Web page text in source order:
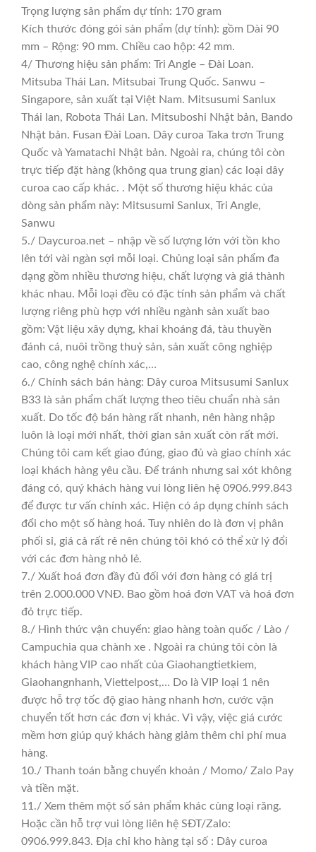
Trọng lượng sản phẩm dự tính: 170 gram
Kích thước đóng gói sản phẩm (dự tính): gồm Dài 90
mm – Rộng: 90 mm. Chiều cao hộp: 42 mm.
4/ Thương hiệu sản phẩm: Tri Angle – Đài Loan.
Mitsuba Thái Lan. Mitsubai Trung Quốc. Sanwu –
Singapore, sản xuất tại Việt Nam. Mitsusumi Sanlux
Thái lan, Robota Thái Lan. Mitsuboshi Nhật bản, Bando
Nhật bản. Fusan Đài Loan. Dây curoa Taka trơn Trung
Quốc và Yamatachi Nhật bản. Ngoài ra, chúng tôi còn
trực tiếp đặt hàng (không qua trung gian) các loại dây
curoa cao cấp khác. . Một số thương hiệu khác của
dòng sản phẩm này: Mitsusumi Sanlux, Tri Angle,
Sanwu
5./ Daycuroa.net – nhập về số lượng lớn với tồn kho
lên tới vài ngàn sợi mỗi loại. Chủng loại sản phẩm đa
dạng gồm nhiều thương hiệu, chất lượng và giá thành
khác nhau. Mỗi loại đều có đặc tính sản phẩm và chất
lượng riêng phù hợp với nhiều ngành sản xuất bao
gồm: Vật liệu xây dựng, khai khoáng đá, tàu thuyền
đánh cá, nuôi trồng thuỷ sản, sản xuất công nghiệp
cao, công nghệ chính xác,…
6./ Chính sách bán hàng: Dây curoa Mitsusumi Sanlux
B33 là sản phẩm chất lượng theo tiêu chuẩn nhà sản
xuất. Do tốc độ bán hàng rất nhanh, nên hàng nhập
luôn là loại mới nhất, thời gian sản xuất còn rất mới.
Chúng tôi cam kết giao đúng, giao đủ và giao chính xác
loại khách hàng yêu cầu. Để tránh nhưng sai xót không
đáng có, quý khách hàng vui lòng liên hệ 0906.999.843
để được tư vấn chính xác. Hiện có áp dụng chính sách
đổi cho một số hàng hoá. Tuy nhiên do là đơn vị phân
phối sỉ, giá cả rất rẻ nên chúng tôi khó có thể xử lý đổi
với các đơn hàng nhỏ lẻ.
7./ Xuất hoá đơn đầy đủ đối với đơn hàng có giá trị
trên 2.000.000 VNĐ. Bao gồm hoá đơn VAT và hoá đơn
đỏ trực tiếp.
8./ Hình thức vận chuyển: giao hàng toàn quốc / Lào /
Campuchia qua chành xe . Ngoài ra chúng tôi còn là
khách hàng VIP cao nhất của Giaohangtietkiem,
Giaohangnhanh, Viettelpost,… Do là VIP loại 1 nên
được hỗ trợ tốc độ giao hàng nhanh hơn, cước vận
chuyển tốt hơn các đơn vị khác. Vì vậy, việc giá cước
mềm hơn giúp quý khách hàng giảm thêm chi phí mua
hàng.
10./ Thanh toán bằng chuyển khoản / Momo/ Zalo Pay
và tiền mặt.
11./ Xem thêm một số sản phẩm khác cùng loại răng.
Hoặc cần hỗ trợ vui lòng liên hệ SĐT/Zalo:
0906.999.843. Địa chỉ kho hàng tại số : Dây curoa